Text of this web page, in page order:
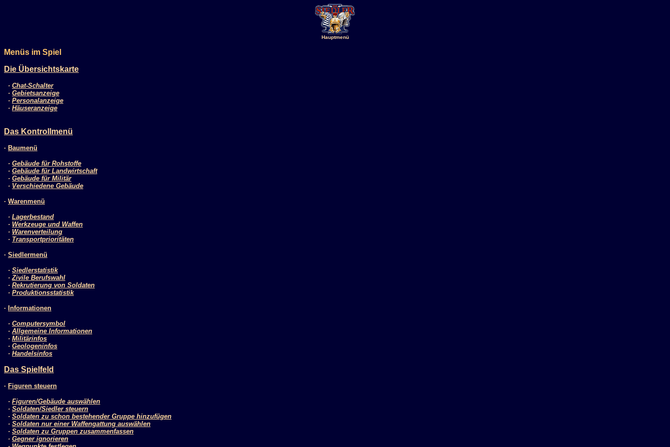
Hauptmenü
Menüs im Spiel
Die Übersichtskarte
· Chat-Schalter
· Gebietsanzeige
· Personalanzeige
· Häuseranzeige
Das Kontrollmenü
· Baumenü
· Gebäude für Rohstoffe
· Gebäude für Landwirtschaft
· Gebäude für Militär
· Verschiedene Gebäude
· Warenmenü
· Lagerbestand
· Werkzeuge und Waffen
· Warenverteilung
· Transportprioritäten
· Siedlermenü
· Siedlerstatistik
·Zivile Berufswahl
· Rekrutierung von Soldaten
· Produktionsstatistik
· Informationen
· Computersymbol
· Allgemeine Informationen
· Militärinfos
· Geologeninfos
· Handelsinfos
Das Spielfeld
· Figuren steuern
· Figuren/Gebäude auswählen
· Soldaten/Siedler steuern
· Soldaten zu schon bestehender Gruppe hinzufügen
· Soldaten nur einer Waffengattung auswählen
· Soldaten zu Gruppen zusammenfassen
· Gegner ignorieren